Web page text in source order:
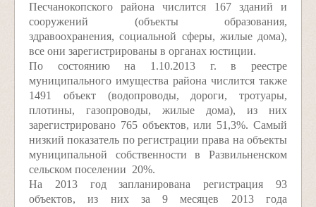
Песчанокопского района числится 167 зданий и
сооружений (объекты образования,
здравоохранения, социальной сферы, жилые дома),
все они зарегистрированы в органах юстиции.
По состоянию на 1.10.2013 г. в реестре
муниципального имущества района числится также
1491 объект (водопроводы, дороги, тротуары,
плотины, газопроводы, жилые дома), из них
зарегистрировано 765 объектов, или 51,3%. Самый
низкий показатель по регистрации права на объекты
муниципальной собственности в Развильненском
сельском поселении ­ 20%.
На 2013 год запланирована регистрация 93
объектов, из них за 9 месяцев 2013 года